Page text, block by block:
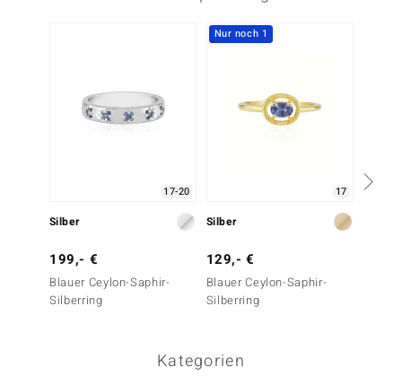
17-20
Silber
199,- €
Blauer Ceylon-Saphir-
Silberring
Nur noch 1
17
Silber
129,- €
Blauer Ceylon-Saphir-
Silberring
Kategorien